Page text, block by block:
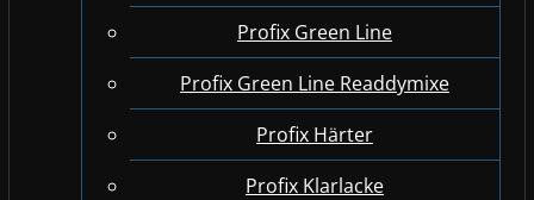
Profix Green Line
Profix Green Line Readdymixe
Profix Härter
Profix Klarlacke